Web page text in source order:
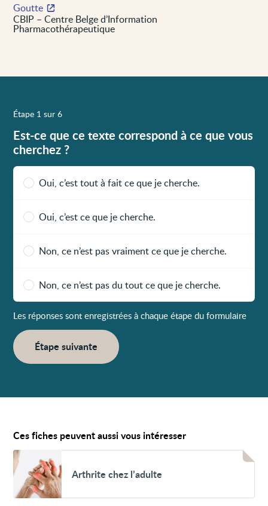
Goutte
CBIP – Centre Belge d’Information
Pharmacothérapeutique
Étape 1 sur 6
Est-ce que ce texte correspond à ce que vous
cherchez ?
Oui, c’est tout à fait ce que je cherche.
Oui, c’est ce que je cherche.
Non, ce n’est pas vraiment ce que je cherche.
Non, ce n’est pas du tout ce que je cherche.
Les réponses sont enregistrées à chaque étape du formulaire
Étape suivante
Ces fiches peuvent aussi vous intéresser
Voir
Arthrite
chez
l’adulte
Arthrite chez l’adulte